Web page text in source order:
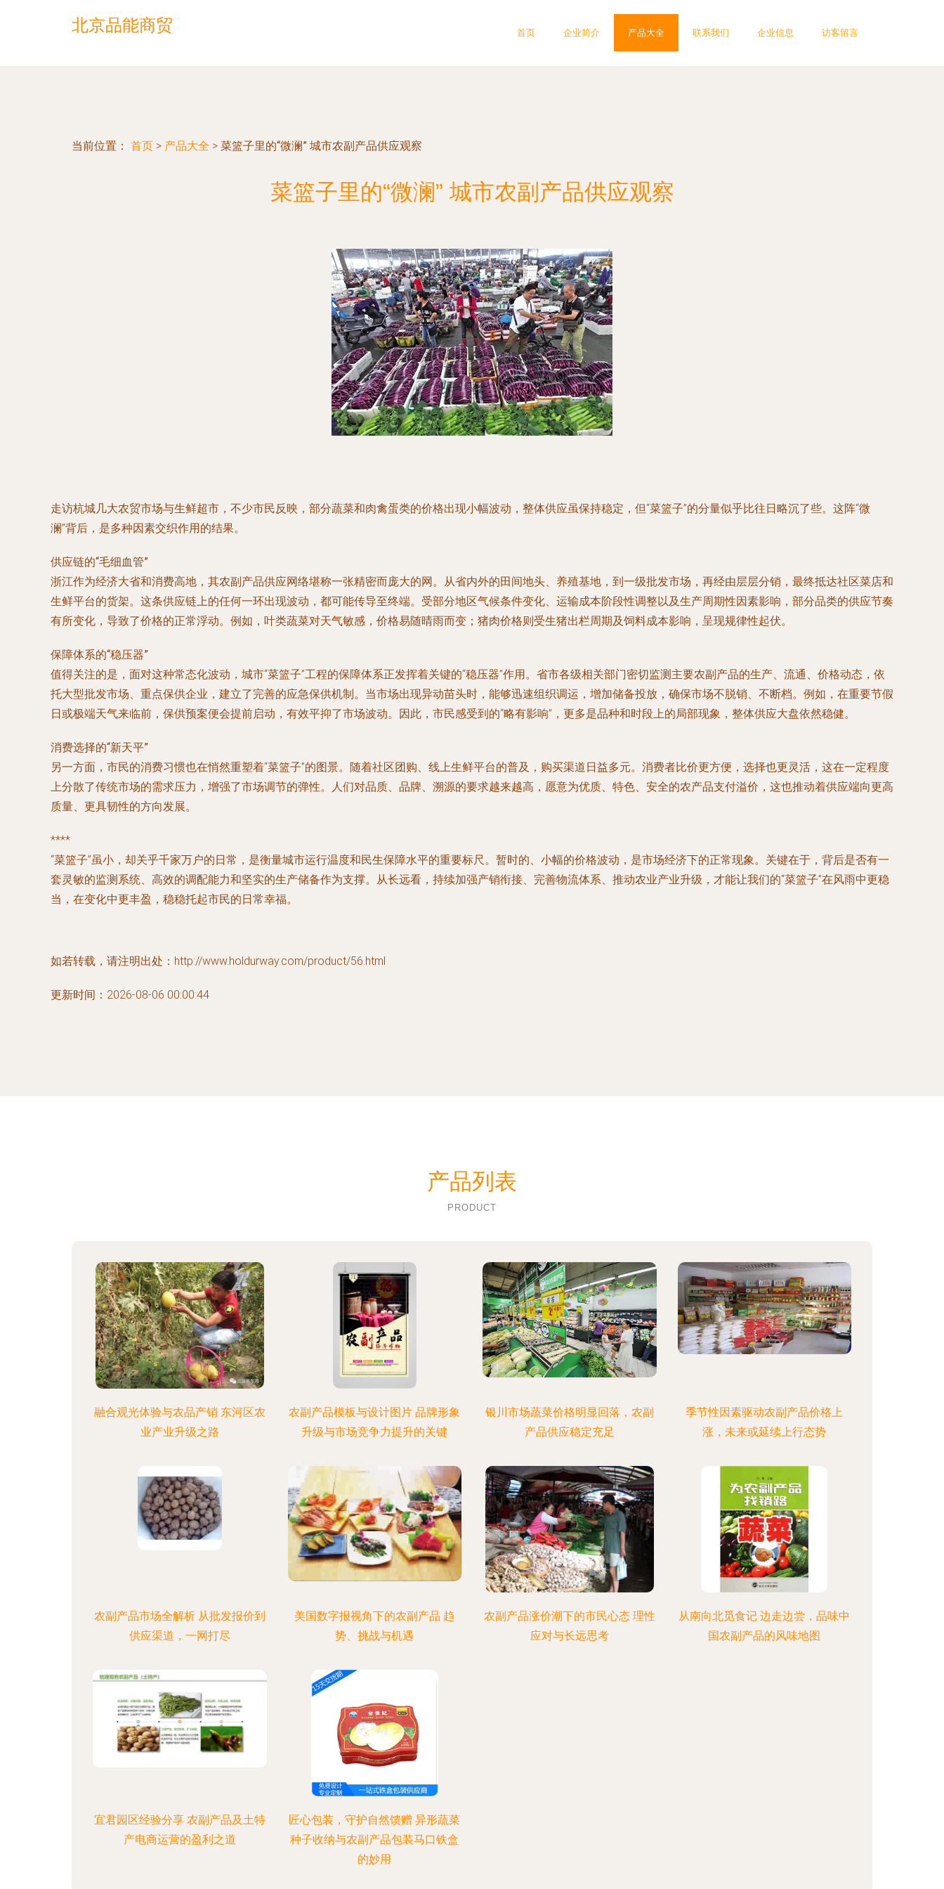
北京品能商贸 首页 企业简介 产品大全 联系我们 企业信息 访客留言
当前位置： 首页 > 产品大全 > 菜篮子里的“微澜” 城市农副产品供应观察
菜篮子里的“微澜” 城市农副产品供应观察
走访杭城几大农贸市场与生鲜超市，不少市民反映，部分蔬菜和肉禽蛋类的价格出现小幅波动，整体供应虽保持稳定，但“菜篮子”的分量似乎比往日略沉了些。这阵“微
澜”背后，是多种因素交织作用的结果。
供应链的“毛细血管”
浙江作为经济大省和消费高地，其农副产品供应网络堪称一张精密而庞大的网。从省内外的田间地头、养殖基地，到一级批发市场，再经由层层分销，最终抵达社区菜店和
生鲜平台的货架。这条供应链上的任何一环出现波动，都可能传导至终端。受部分地区气候条件变化、运输成本阶段性调整以及生产周期性因素影响，部分品类的供应节奏
有所变化，导致了价格的正常浮动。例如，叶类蔬菜对天气敏感，价格易随晴雨而变；猪肉价格则受生猪出栏周期及饲料成本影响，呈现规律性起伏。
保障体系的“稳压器”
值得关注的是，面对这种常态化波动，城市“菜篮子”工程的保障体系正发挥着关键的“稳压器”作用。省市各级相关部门密切监测主要农副产品的生产、流通、价格动态，依
托大型批发市场、重点保供企业，建立了完善的应急保供机制。当市场出现异动苗头时，能够迅速组织调运，增加储备投放，确保市场不脱销、不断档。例如，在重要节假
日或极端天气来临前，保供预案便会提前启动，有效平抑了市场波动。因此，市民感受到的“略有影响”，更多是品种和时段上的局部现象，整体供应大盘依然稳健。
消费选择的“新天平”
另一方面，市民的消费习惯也在悄然重塑着“菜篮子”的图景。随着社区团购、线上生鲜平台的普及，购买渠道日益多元。消费者比价更方便，选择也更灵活，这在一定程度
上分散了传统市场的需求压力，增强了市场调节的弹性。人们对品质、品牌、溯源的要求越来越高，愿意为优质、特色、安全的农产品支付溢价，这也推动着供应端向更高
质量、更具韧性的方向发展。
****
“菜篮子”虽小，却关乎千家万户的日常，是衡量城市运行温度和民生保障水平的重要标尺。暂时的、小幅的价格波动，是市场经济下的正常现象。关键在于，背后是否有一
套灵敏的监测系统、高效的调配能力和坚实的生产储备作为支撑。从长远看，持续加强产销衔接、完善物流体系、推动农业产业升级，才能让我们的“菜篮子”在风雨中更稳
当，在变化中更丰盈，稳稳托起市民的日常幸福。
如若转载，请注明出处：http://www.holdurway.com/product/56.html
更新时间：2026-08-06 00:00:44
产品列表
PRODUCT
融合观光体验与农品产销 东河区农
业产业升级之路
农副产品模板与设计图片 品牌形象
升级与市场竞争力提升的关键
银川市场蔬菜价格明显回落，农副
产品供应稳定充足
季节性因素驱动农副产品价格上
涨，未来或延续上行态势
农副产品市场全解析 从批发报价到
供应渠道，一网打尽
美国数字报视角下的农副产品 趋
势、挑战与机遇
农副产品涨价潮下的市民心态 理性
应对与长远思考
从南向北觅食记 边走边尝，品味中
国农副产品的风味地图
宜君园区经验分享 农副产品及土特
产电商运营的盈利之道
匠心包装，守护自然馈赠 异形蔬菜
种子收纳与农副产品包装马口铁盒
的妙用